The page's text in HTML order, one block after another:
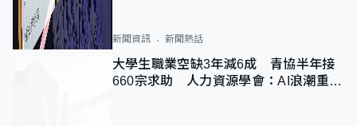
新聞資訊 新聞熱話
大學生職業空缺3年減6成 青協半年接
660宗求助 人力資源學會：AI浪潮重整